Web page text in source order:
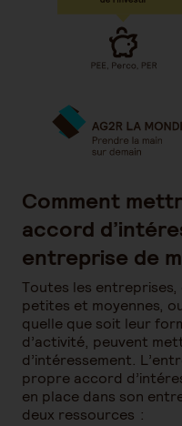
Comment
accord
entreprise de
Toutes les entreprises,
petites et moyennes,
quelle que soit leur
d’activité, peuvent
d’intéressement.
propre accord
en place dans son
deux ressources :